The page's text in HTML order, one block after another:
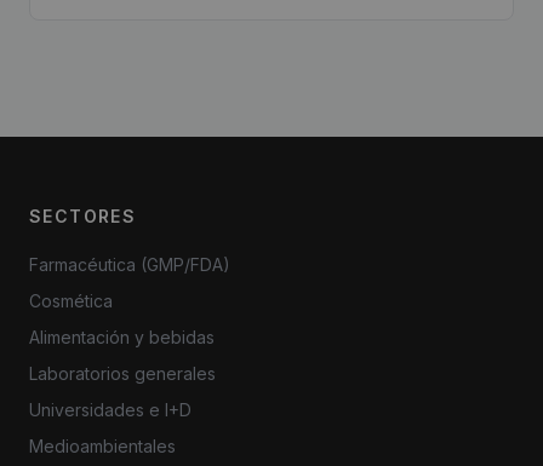
SECTORES
Farmacéutica (GMP/FDA)
Cosmética
Alimentación y bebidas
Laboratorios generales
Universidades e I+D
Medioambientales